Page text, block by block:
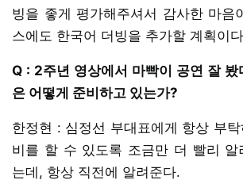
빙을 좋게 평가해주셔서 감사한 마음
스에도 한국어 더빙을 추가할 계획이
Q : 2주년 영상에서 마빡이 공연 잘 봤
은 어떻게 준비하고 있는가?
한정현 : 심정선 부대표에게 항상 부
비를 할 수 있도록 조금만 더 빨리 알
는데, 항상 직전에 알려준다.